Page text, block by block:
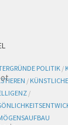
POLITIK/
/ KÜNSTLICHE
/